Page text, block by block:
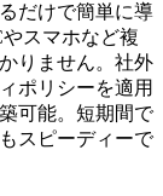
だけで簡単に導
スマホなど複
りません。社外
ポリシーを適用
可能。短期間で
スピーディーで